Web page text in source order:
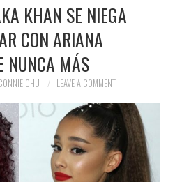
KHAN SE NIEGA
CON ARIANA
NUNCA MÁS
CHU LEAVE A COMMENT